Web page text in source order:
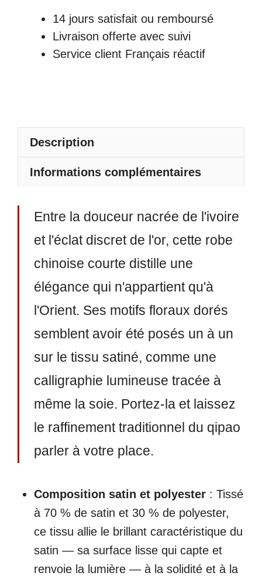
Chinoise
Adulte
14 jours satisfait ou remboursé
Livraison offerte avec suivi
Service client Français réactif
Description
Informations complémentaires
Entre la douceur nacrée de l'ivoire
et l'éclat discret de l'or, cette robe
chinoise courte distille une
élégance qui n'appartient qu'à
l'Orient. Ses motifs floraux dorés
semblent avoir été posés un à un
sur le tissu satiné, comme une
calligraphie lumineuse tracée à
même la soie. Portez-la et laissez
le raffinement traditionnel du qipao
parler à votre place.
Composition satin et polyester : Tissé
à 70 % de satin et 30 % de polyester,
ce tissu allie le brillant caractéristique du
satin — sa surface lisse qui capte et
renvoie la lumière — à la solidité et à la